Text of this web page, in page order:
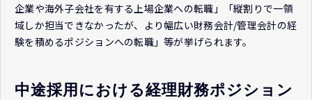
企業や海外子会社を有する上場企業への転職」「縦割りで一領
域しか担当できなかったが、より幅広い財務会計/管理会計の経
験を積めるポジションへの転職」等が挙げられます。
中途採用における経理財務ポジション